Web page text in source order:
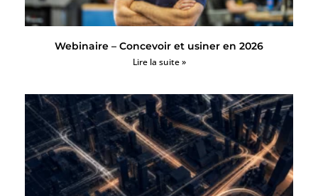
Webinaire – Concevoir et usiner en 2026
Lire la suite »